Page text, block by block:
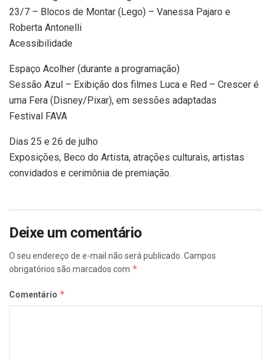
23/7 – Blocos de Montar (Lego) – Vanessa Pajaro e
Roberta Antonelli
Acessibilidade
Espaço Acolher (durante a programação)
Sessão Azul – Exibição dos filmes Luca e Red – Crescer é
uma Fera (Disney/Pixar), em sessões adaptadas
Festival FAVA
Dias 25 e 26 de julho
Exposições, Beco do Artista, atrações culturais, artistas
convidados e cerimônia de premiação.
Deixe um comentário
O seu endereço de e-mail não será publicado. Campos
obrigatórios são marcados com *
Comentário *